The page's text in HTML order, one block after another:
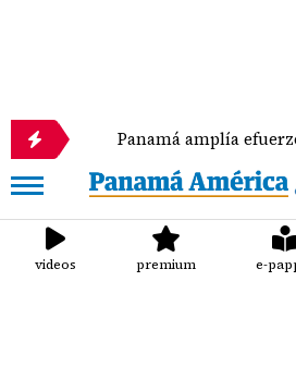
Panamá amplía efuerzos en
videos premium e-